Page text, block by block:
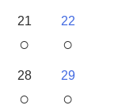
21
○
22
○
28
○
29
○